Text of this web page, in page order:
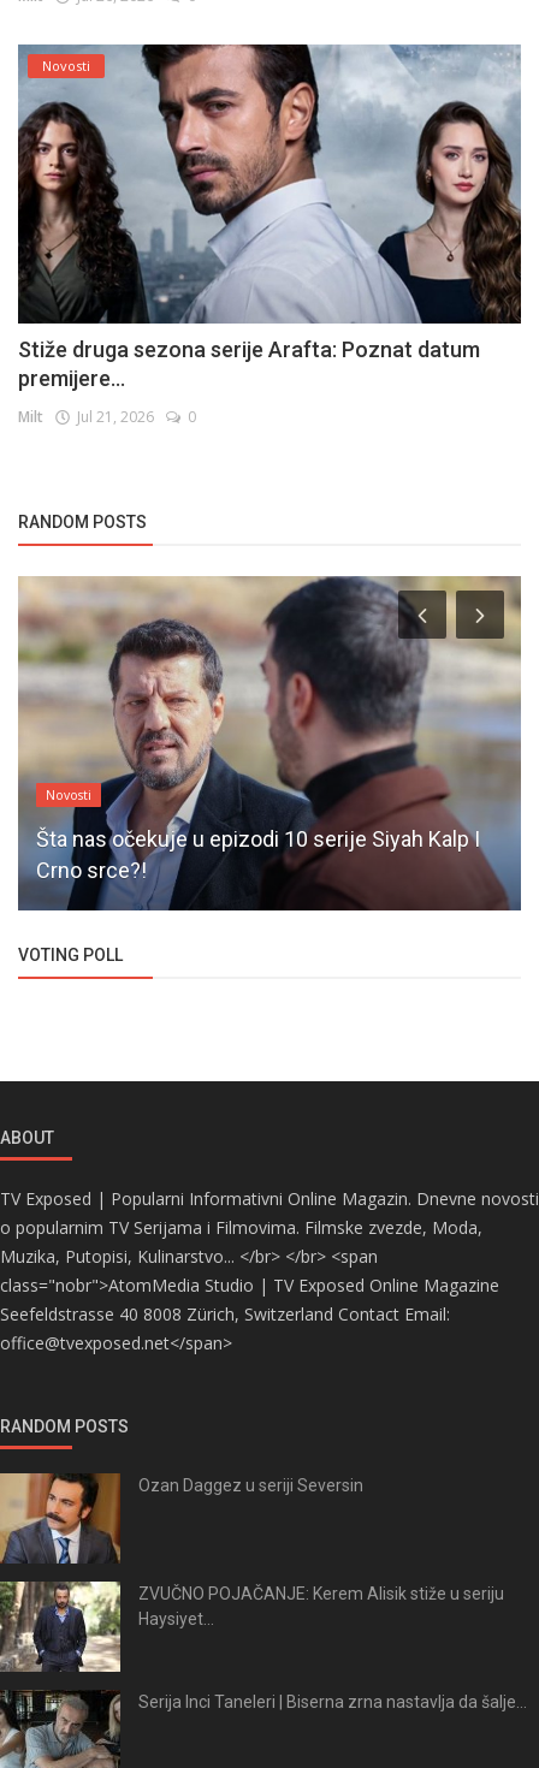
Novosti
Stiže druga sezona serije Arafta: Poznat datum
premijere...
Milt Jul 21, 2026 0
RANDOM POSTS
Novosti
Šta nas očekuje u epizodi 10 serije Siyah Kalp I
Crno srce?!
VOTING POLL
ABOUT
TV Exposed | Popularni Informativni Online Magazin. Dnevne novosti
o popularnim TV Serijama i Filmovima. Filmske zvezde, Moda,
Muzika, Putopisi, Kulinarstvo... </br> </br> <span
class="nobr">AtomMedia Studio | TV Exposed Online Magazine
Seefeldstrasse 40 8008 Zürich, Switzerland Contact Email:
office@tvexposed.net</span>
RANDOM POSTS
Ozan Daggez u seriji Seversin
ZVUČNO POJAČANJE: Kerem Alisik stiže u seriju
Haysiyet...
Serija Inci Taneleri | Biserna zrna nastavlja da šalje...